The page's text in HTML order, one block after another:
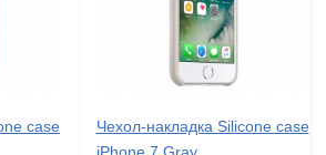
case
Чехол-накладка Silicone case
iPhone 7 Gray